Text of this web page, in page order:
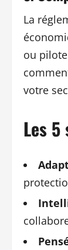
La
ou
votre
Les